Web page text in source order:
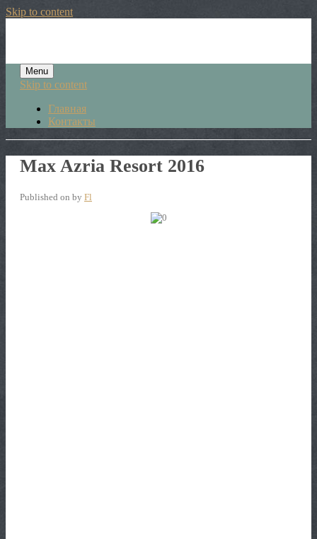
Skip to content
Menu
Skip to content
Главная
Контакты
Max Azria Resort 2016
Published on by Fl